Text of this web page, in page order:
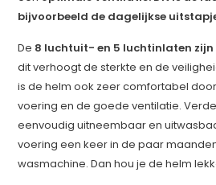
bijvoorbeeld de dagelijkse
De 8 luchtuit- en 5 luchtinlaten
dit verhoogt de sterkte en de
is de helm ook zeer comfortabel
voering en de goede ventilatie.
eenvoudig uitneembaar en
voering een keer in de paar
wasmachine. Dan hou je de helm